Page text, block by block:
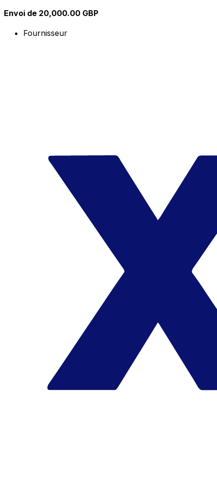
Envoi de 20,000.00 GBP
Fournisseur